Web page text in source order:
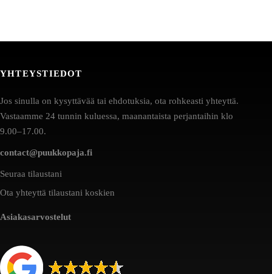
YHTEYSTIEDOT
Jos sinulla on kysyttävää tai ehdotuksia, ota rohkeasti yhteyttä.
Vastaamme 24 tunnin kuluessa, maanantaista perjantaihin klo
9.00–17.00.
contact@puukkopaja.fi
Seuraa tilaustani
Ota yhteyttä tilaustani koskien
Asiakasarvostelut